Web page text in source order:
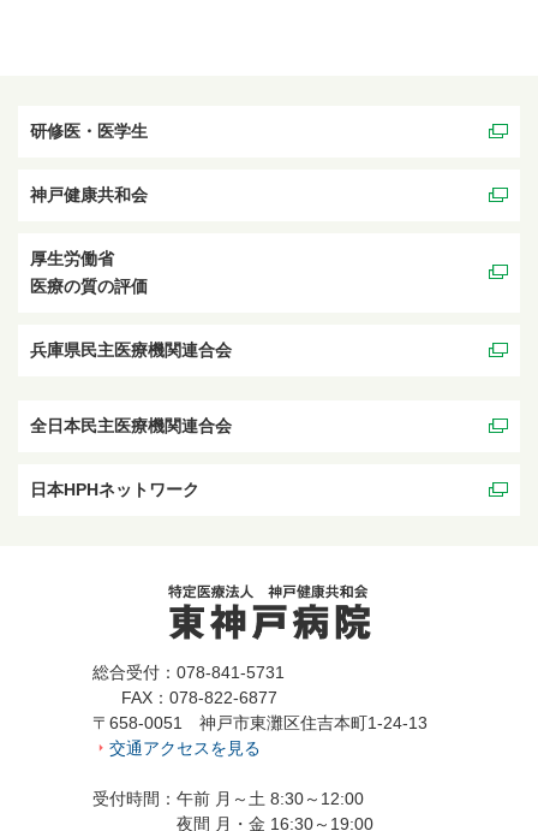
研修医・医学生
神戸健康共和会
厚生労働省
医療の質の評価
兵庫県民主医療機関連合会
全日本民主医療機関連合会
日本HPHネットワーク
総合受付：078-841-5731
FAX：078-822-6877
〒658-0051 神戸市東灘区住吉本町1-24-13
交通アクセスを見る
受付時間：午前 月～土 8:30～12:00
夜間 月・金 16:30～19:00